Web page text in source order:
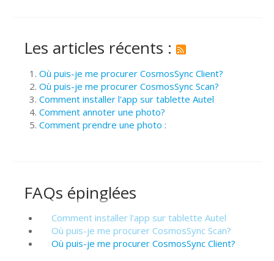
Les articles récents :
Où puis-je me procurer CosmosSync Client?
Où puis-je me procurer CosmosSync Scan?
Comment installer l'app sur tablette Autel
Comment annoter une photo?
Comment prendre une photo :
FAQs épinglées
Comment installer l'app sur tablette Autel
Où puis-je me procurer CosmosSync Scan?
Où puis-je me procurer CosmosSync Client?